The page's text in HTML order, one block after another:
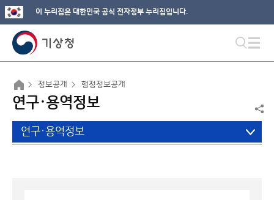
이 누리집은 대한민국 공식 전자정부 누리집입니다.
정보공개 행정정보공개
연구·용역정보
연구·용역정보